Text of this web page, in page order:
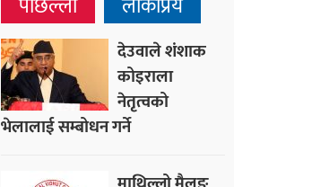
देउवाले शंशाक
कोइराला
नेतृत्वको
भेलालाई सम्बोधन गर्ने